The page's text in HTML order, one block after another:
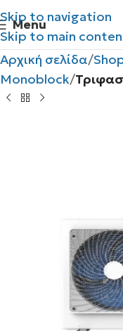
Skip to navigation
Skip to main
Menu
Αρχική σελίδα
Monoblock